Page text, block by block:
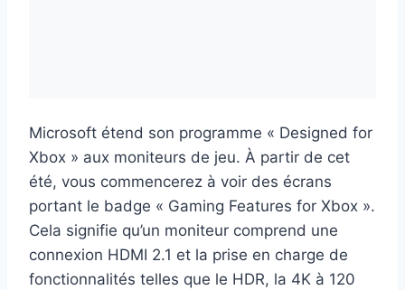
Microsoft étend son programme « Designed for
Xbox » aux moniteurs de jeu. À partir de cet
été, vous commencerez à voir des écrans
portant le badge « Gaming Features for Xbox ».
Cela signifie qu’un moniteur comprend une
connexion HDMI 2.1 et la prise en charge de
fonctionnalités telles que le HDR, la 4K à 120